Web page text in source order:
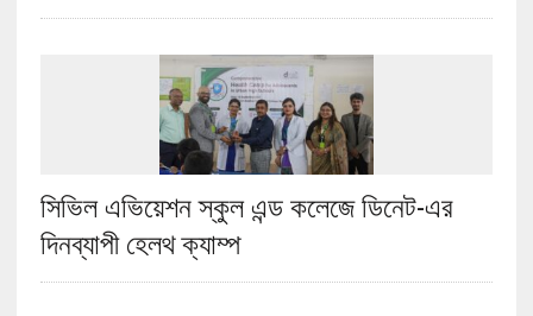
সিভিল এভিয়েশন স্কুল এন্ড কলেজে ডিনেট-এর
দিনব্যাপী হেলথ ক্যাম্প